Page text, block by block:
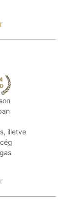
illetve